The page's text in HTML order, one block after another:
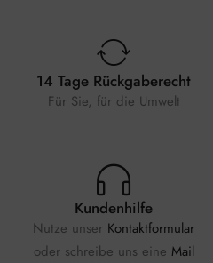
14 Tage Rückgaberecht
Für Sie, für die Umwelt
Kundenhilfe
Nutze unser Kontaktformular
oder schreibe uns eine Mail